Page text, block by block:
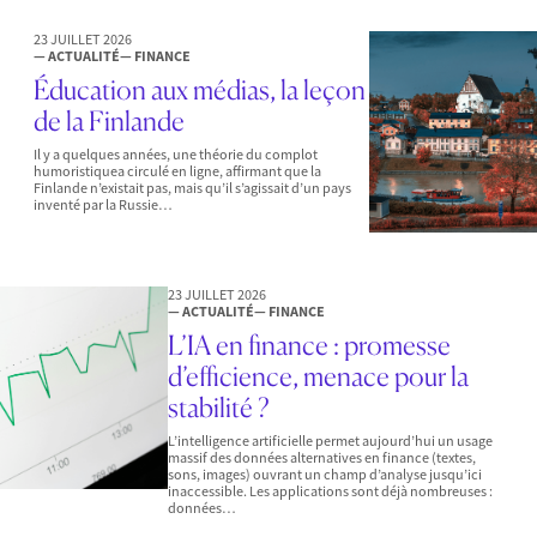
23 JUILLET 2026
— ACTUALITÉ— FINANCE
Éducation aux médias, la leçon
de la Finlande
Il y a quelques années, une théorie du complot
humoristiquea circulé en ligne, affirmant que la
Finlande n’existait pas, mais qu’il s’agissait d’un pays
inventé par la Russie…
23 JUILLET 2026
— ACTUALITÉ— FINANCE
L’IA en finance : promesse
d’efficience, menace pour la
stabilité ?
L’intelligence artificielle permet aujourd’hui un usage
massif des données alternatives en finance (textes,
sons, images) ouvrant un champ d’analyse jusqu’ici
inaccessible. Les applications sont déjà nombreuses :
données…